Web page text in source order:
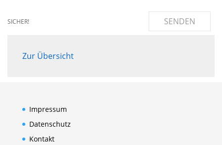
SICHER! SENDEN
Zur Übersicht
Impressum
Datenschutz
Kontakt